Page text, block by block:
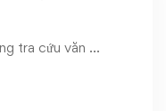
tra cứu văn …